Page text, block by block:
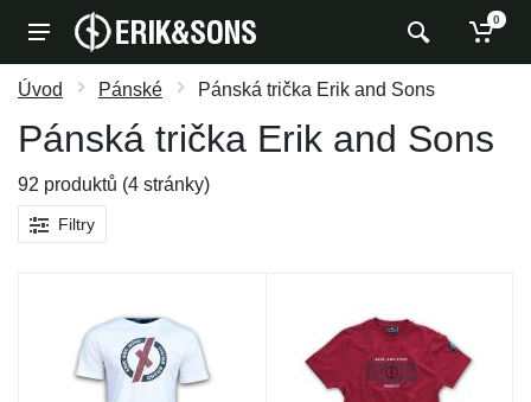
0
Úvod Pánské Pánská trička Erik and Sons
Pánská trička Erik and Sons
92 produktů (4 stránky)
Filtry